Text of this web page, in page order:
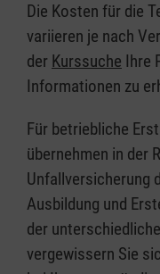
Die Kosten für die
variieren je nach
der Kurssuche Ihre
Informationen zu
Für betriebliche
übernehmen in der
Unfallversicherung
Ausbildung und
der
vergewissern Sie